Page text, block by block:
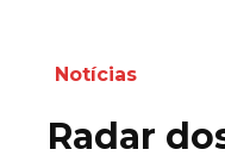
Notícias
Radar